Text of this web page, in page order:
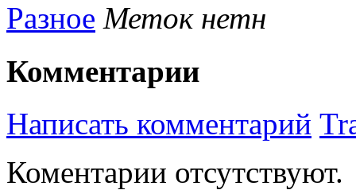
Разное Меток нетн
Комментарии
Написать комментарий
Коментарии отсутствуют.